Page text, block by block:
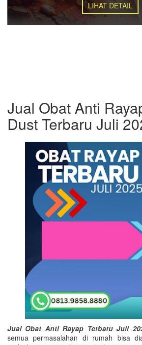
LIHAT DETAIL
Jual Obat Anti
Dust Terbaru Juli
Jual Obat Anti Rayap Terbaru Juli
semua permasalahan di rumah bisa